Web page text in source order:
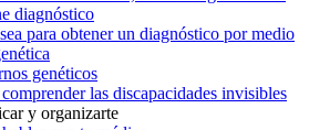
diagnóstico
para obtener un diagnóstico por medio
genéticos
las discapacidades invisibles
y organizarte